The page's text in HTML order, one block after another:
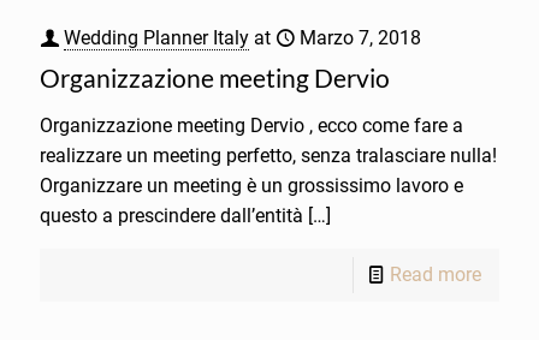
Wedding Planner Italy at Marzo 7, 2018
Organizzazione meeting Dervio
Organizzazione meeting Dervio , ecco come fare a
realizzare un meeting perfetto, senza tralasciare nulla!
Organizzare un meeting è un grossissimo lavoro e
questo a prescindere dall’entità […]
Read more